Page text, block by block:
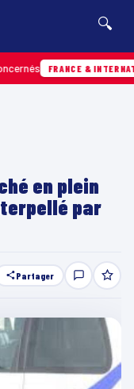
🔍
FRANCE & INTERNATIONALE
en plein
par
Partager